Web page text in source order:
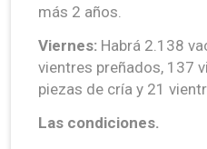
más 2 años.
Viernes: Habrá 2.138
vientres preñados, 137
piezas de cría y 21
Las condiciones.